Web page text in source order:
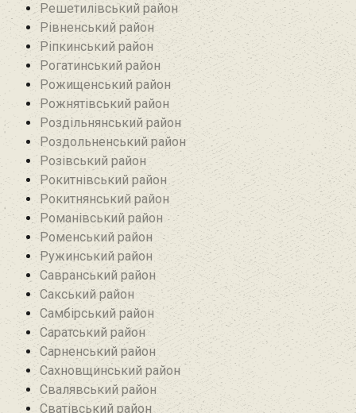
Решетилівський район
Рівненський район
Ріпкинський район
Рогатинський район
Рожищенський район
Рожнятівський район
Роздільнянський район
Роздольненський район
Розівський район‎
Рокитнівський район
Рокитнянський район
Романівський район‎
Роменський район
Ружинський район
Савранський район‎
Сакський район
Самбірський район
Саратський район‎
Сарненський район
Сахновщинський район
Свалявський район
Сватівський район